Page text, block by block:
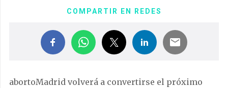
COMPARTIR EN REDES
abortoMadrid volverá a convertirse el próximo